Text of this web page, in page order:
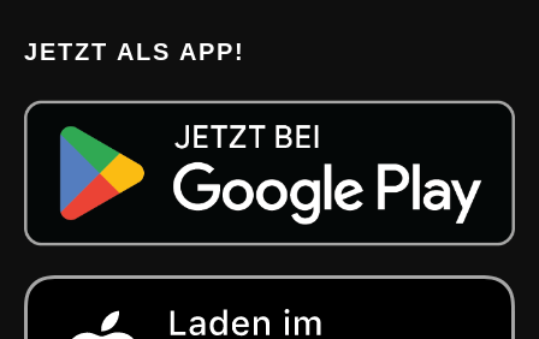
JETZT ALS APP!